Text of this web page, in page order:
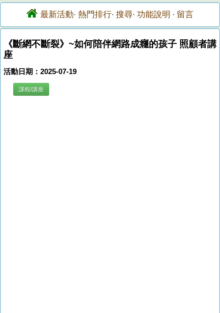
最新活動· 熱門排行· 搜尋· 功能說明 · 留言
《斷網不斷裂》~如何陪伴網路成癮的孩子 照顧者講
座
活動日期：2025-07-19
課程/講座